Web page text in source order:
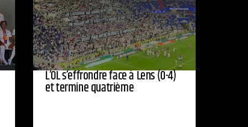
L’OL s’effrondre face à Lens (0-4)
et termine quatrième